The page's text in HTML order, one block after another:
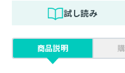
試し読み
商品説明